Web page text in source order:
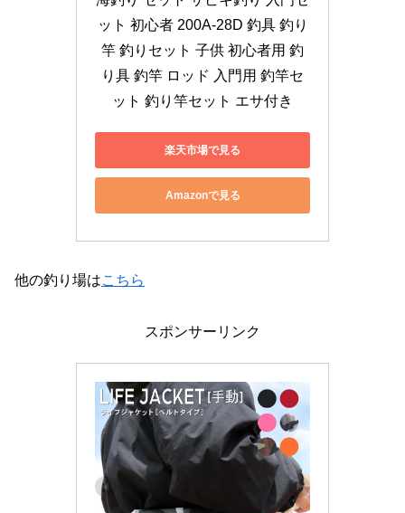
ット 初心者 200A-28D 釣具 釣り
竿 釣りセット 子供 初心者用 釣
り具 釣竿 ロッド 入門用 釣竿セ
ット 釣り竿セット エサ付き
楽天市場で見る
Amazonで見る
他の釣り場はこちら
スポンサーリンク